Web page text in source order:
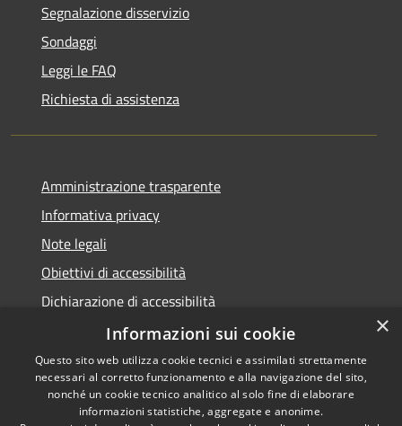
Segnalazione disservizio
Sondaggi
Leggi le FAQ
Richiesta di assistenza
Amministrazione trasparente
Informativa privacy
Note legali
Obiettivi di accessibilità
Dichiarazione di accessibilità
Open Data
RSS Copyright © 2026 • Comune di
×
Informazioni sui cookie
Questo sito web utilizza cookie tecnici e assimilati strettamente
necessari al corretto funzionamento e alla navigazione del sito,
nonché un cookie tecnico analitico al solo fine di elaborare
informazioni statistiche, aggregate e anonime.